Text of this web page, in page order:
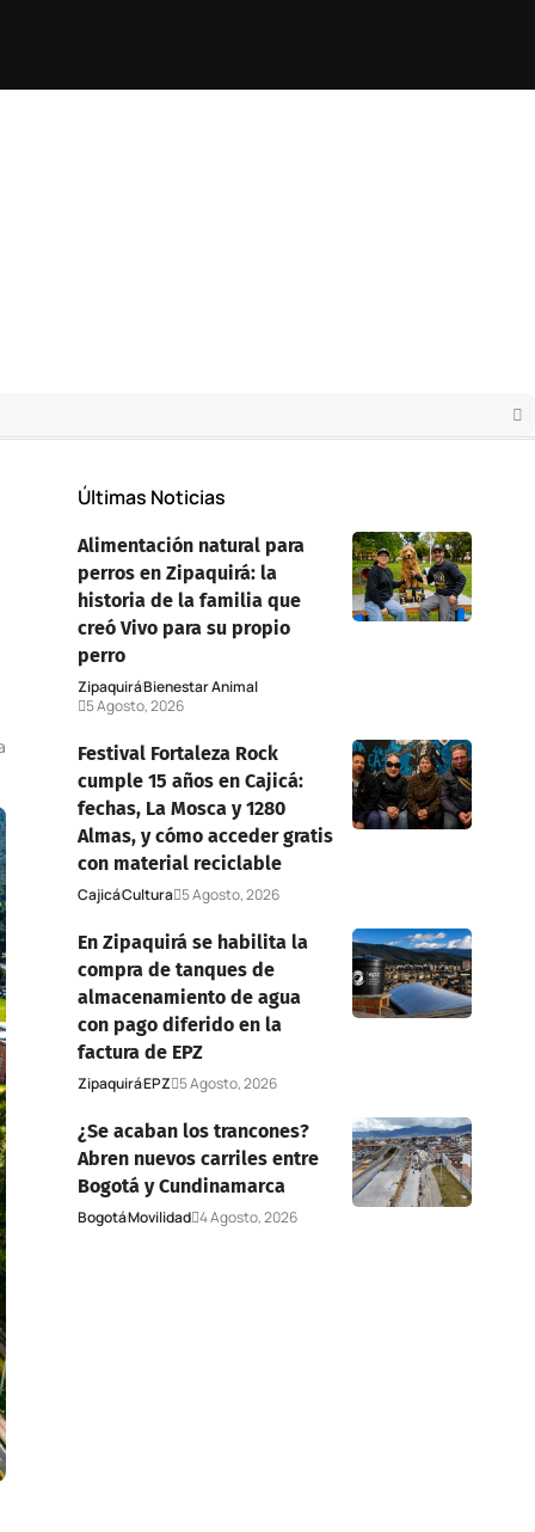
Últimas Noticias
Alimentación natural para
perros en Zipaquirá: la
historia de la familia que
creó Vivo para su propio
perro
ZipaquiráBienestar Animal
5 Agosto, 2026
Festival Fortaleza Rock
cumple 15 años en Cajicá:
fechas, La Mosca y 1280
Almas, y cómo acceder gratis
con material reciclable
CajicáCultura 5 Agosto, 2026
En Zipaquirá se habilita la
compra de tanques de
almacenamiento de agua
con pago diferido en la
factura de EPZ
ZipaquiráEPZ 5 Agosto, 2026
¿Se acaban los trancones?
Abren nuevos carriles entre
Bogotá y Cundinamarca
BogotáMovilidad 4 Agosto, 2026